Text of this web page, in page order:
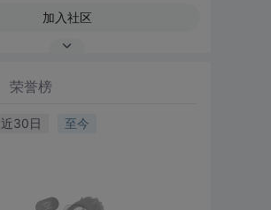
加入社区
荣誉榜
近30日 至今